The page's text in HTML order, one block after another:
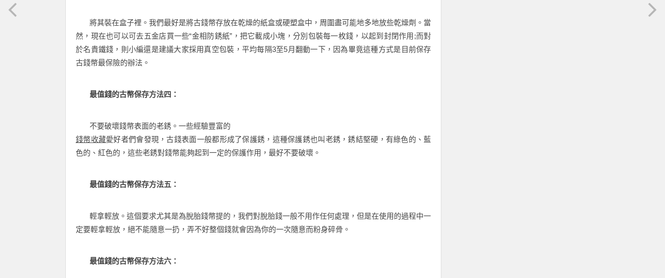
將其裝在盒子裡。我們最好是將古錢幣存放在乾燥的紙盒或硬塑盒中，周圍盡可能地多地放些乾燥劑。當
然，現在也可以可去五金店買一些“金相防銹紙”，把它載成小塊，分別包裝每一枚錢，以起到封閉作用;而對
於名貴鐵錢，則小編還是建議大家採用真空包裝，平均每隔3至5月翻動一下，因為畢竟這種方式是目前保存
古錢幣最保險的辦法。
最值錢的古幣保存方法四：
不要破壞錢幣表面的老銹。一些經驗豐富的
錢幣收藏愛好者們會發現，古錢表面一般都形成了保護銹，這種保護銹也叫老銹，銹結堅硬，有綠色的、藍
色的、紅色的，這些老銹對錢幣能夠起到一定的保護作用，最好不要破壞。
最值錢的古幣保存方法五：
輕拿輕放。這個要求尤其是為脫胎錢幣提的，我們對脫胎錢一般不用作任何處理，但是在使用的過程中一
定要輕拿輕放，絕不能隨意一扔，弄不好整個錢就會因為你的一次隨意而粉身碎骨。
最值錢的古幣保存方法六：